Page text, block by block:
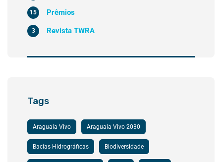
Prêmios
15
Revista TWRA
3
Tags
Araguaia Vivo Araguaia Vivo 2030
Bacias Hidrográficas Biodiversidade